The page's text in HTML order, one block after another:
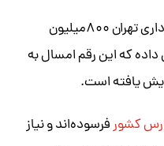
او همچنین گفته سال گذشته شهرداری تهران ۸۰۰میلیون
که این رقم امسال به
فرسوده‌اند و نیاز